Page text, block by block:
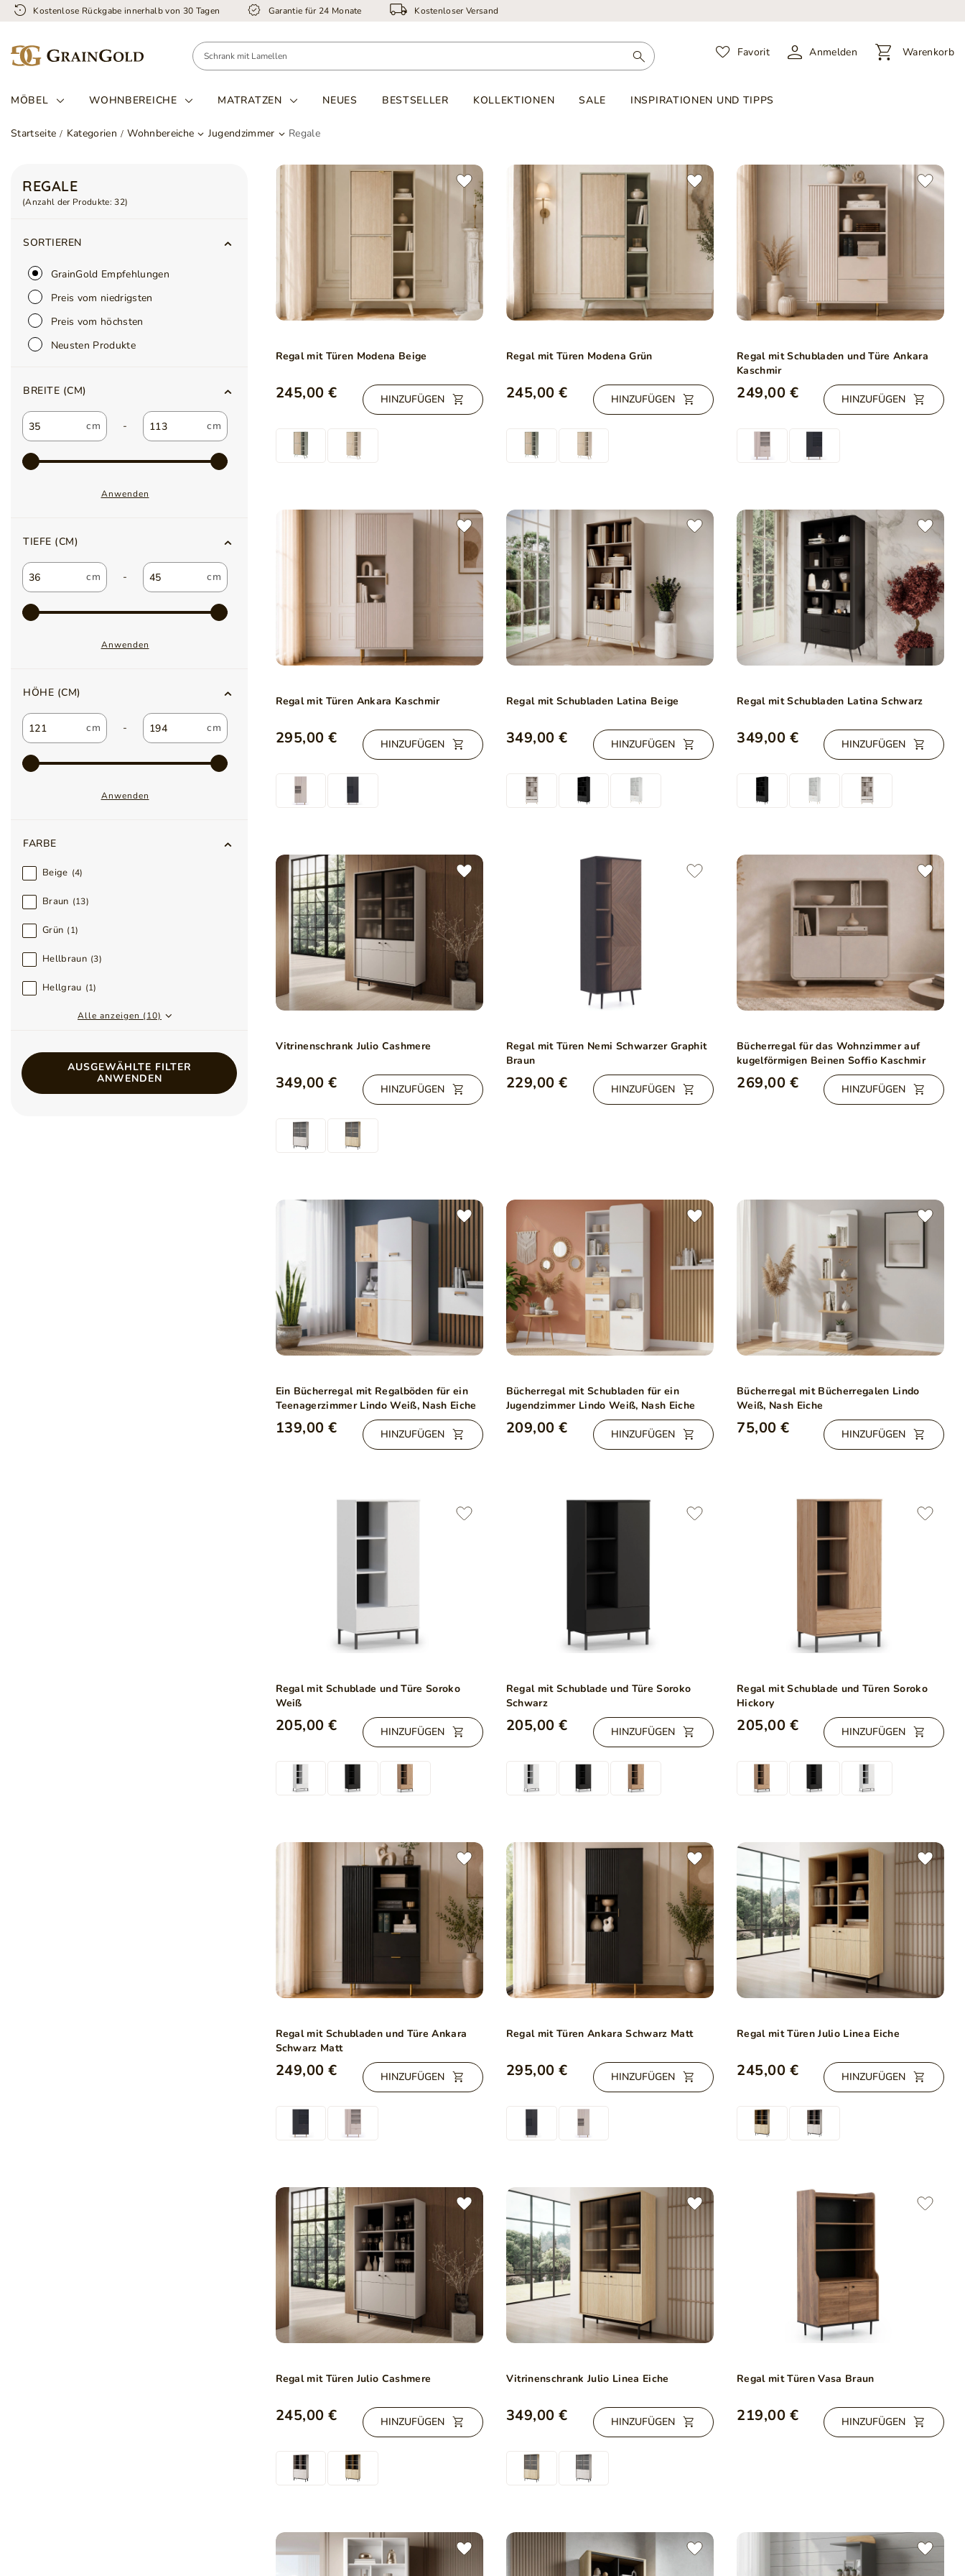
Kostenlose Rückgabe innerhalb von 30 Tagen Garantie für 24 Monate Kostenloser Versand
Favorit Anmelden Warenkorb
MÖBEL WOHNBEREICHE MATRATZEN NEUES BESTSELLER KOLLEKTIONEN SALE INSPIRATIONEN UND TIPPS
Startseite Kategorien Wohnbereiche Jugendzimmer Regale
REGALE
(Anzahl der Produkte:32)
SORTIEREN
GrainGold Empfehlungen
Preis vom niedrigsten
Preis vom höchsten
Neusten Produkte
BREITE (CM)
-
Anwenden
TIEFE (CM)
-
Anwenden
HÖHE (CM)
-
Anwenden
FARBE
Beige 4
Braun 13
Grün 1
Hellbraun 3
Hellgrau 1
Alle anzeigen (10)
AUSGEWÄHLTE FILTER
ANWENDEN
Regal mit Türen Modena Beige
245,00 € HINZUFÜGEN
Regal mit Türen Modena Grün
245,00 € HINZUFÜGEN
Regal mit Schubladen und Türe Ankara
Kaschmir
249,00 € HINZUFÜGEN
Regal mit Türen Ankara Kaschmir
295,00 € HINZUFÜGEN
Regal mit Schubladen Latina Beige
349,00 € HINZUFÜGEN
Regal mit Schubladen Latina Schwarz
349,00 € HINZUFÜGEN
Vitrinenschrank Julio Cashmere
349,00 € HINZUFÜGEN
Regal mit Türen Nemi Schwarzer Graphit
Braun
229,00 € HINZUFÜGEN
Bücherregal für das Wohnzimmer auf
kugelförmigen Beinen Soffio Kaschmir
269,00 € HINZUFÜGEN
Ein Bücherregal mit Regalböden für ein
Teenagerzimmer Lindo Weiß, Nash Eiche
139,00 € HINZUFÜGEN
Bücherregal mit Schubladen für ein
Jugendzimmer Lindo Weiß, Nash Eiche
209,00 € HINZUFÜGEN
Bücherregal mit Bücherregalen Lindo
Weiß, Nash Eiche
75,00 € HINZUFÜGEN
Regal mit Schublade und Türe Soroko
Weiß
205,00 € HINZUFÜGEN
Regal mit Schublade und Türe Soroko
Schwarz
205,00 € HINZUFÜGEN
Regal mit Schublade und Türen Soroko
Hickory
205,00 € HINZUFÜGEN
Regal mit Schubladen und Türe Ankara
Schwarz Matt
249,00 € HINZUFÜGEN
Regal mit Türen Ankara Schwarz Matt
295,00 € HINZUFÜGEN
Regal mit Türen Julio Linea Eiche
245,00 € HINZUFÜGEN
Regal mit Türen Julio Cashmere
245,00 € HINZUFÜGEN
Vitrinenschrank Julio Linea Eiche
349,00 € HINZUFÜGEN
Regal mit Türen Vasa Braun
219,00 € HINZUFÜGEN